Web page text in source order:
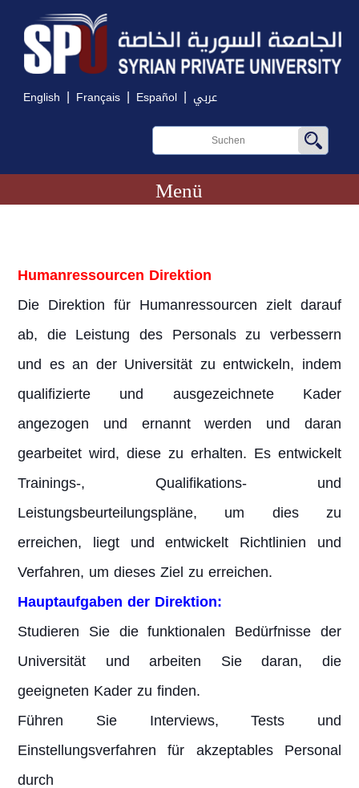
English | Français | Español | عربي
Menü
Humanressourcen Direktion
Die Direktion für Humanressourcen zielt darauf
ab, die Leistung des Personals zu verbessern
und es an der Universität zu entwickeln, indem
qualifizierte und ausgezeichnete Kader
angezogen und ernannt werden und daran
gearbeitet wird, diese zu erhalten. Es entwickelt
Trainings-, Qualifikations- und
Leistungsbeurteilungspläne, um dies zu
erreichen, liegt und entwickelt Richtlinien und
Verfahren, um dieses Ziel zu erreichen.
Hauptaufgaben der Direktion:
Studieren Sie die funktionalen Bedürfnisse der
Universität und arbeiten Sie daran, die
geeigneten Kader zu finden.
Führen Sie Interviews, Tests und
Einstellungsverfahren für akzeptables Personal
durch